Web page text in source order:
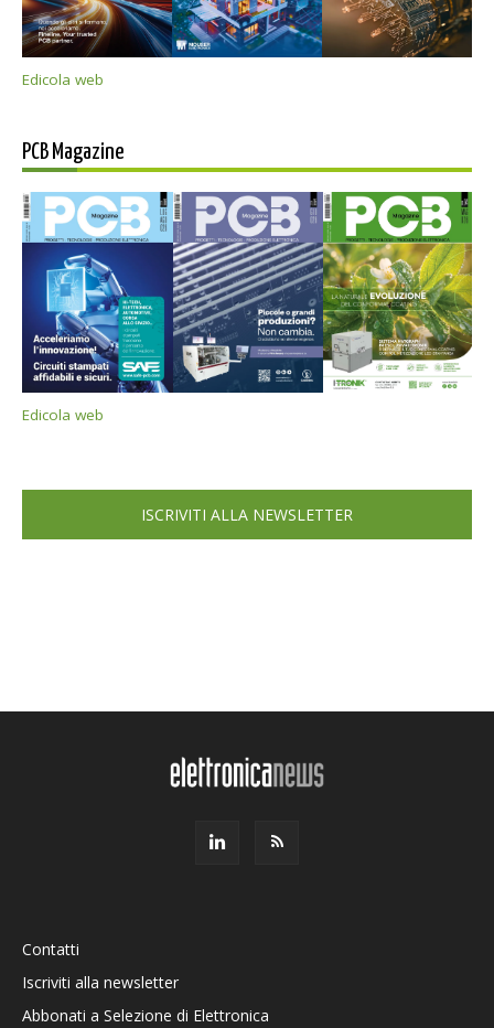
Edicola web
PCB Magazine
Edicola web
ISCRIVITI ALLA NEWSLETTER
Contatti
Iscriviti alla newsletter
Abbonati a Selezione di Elettronica